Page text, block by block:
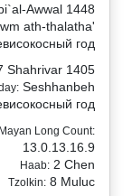
Awwal 1448
ath-thalatha'
год
Shahrivar 1405
Seshhanbeh
год
Mayan Long Count:
13.0.13.16.9
Haab: 2 Chen
Tzolkin: 8 Muluc